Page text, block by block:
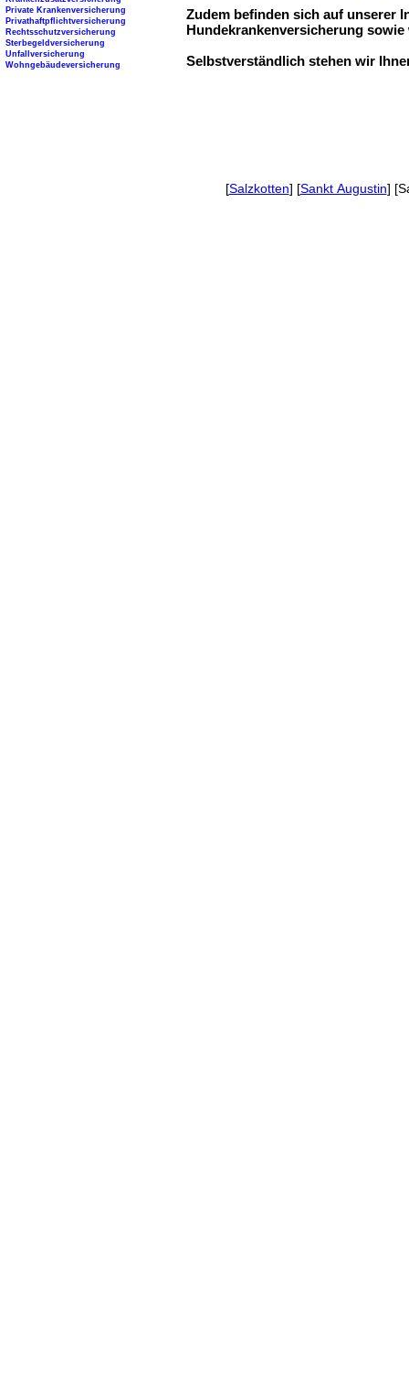
Zudem befinden sich auf unserer
Hundekrankenversicherung
Selbstverständlich stehen wir
Private Krankenversicherung
Privathaftpflichtversicherung
Rechtsschutzversicherung
Sterbegeldversicherung
Unfallversicherung
Wohngebäudeversicherung
[Salzkotten] [Sankt Augustin]